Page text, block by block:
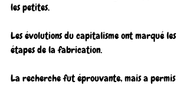
les petites.
Les évolutions du capitalisme ont marqué les
étapes de la fabrication.
La recherche fut éprouvante, mais a permis